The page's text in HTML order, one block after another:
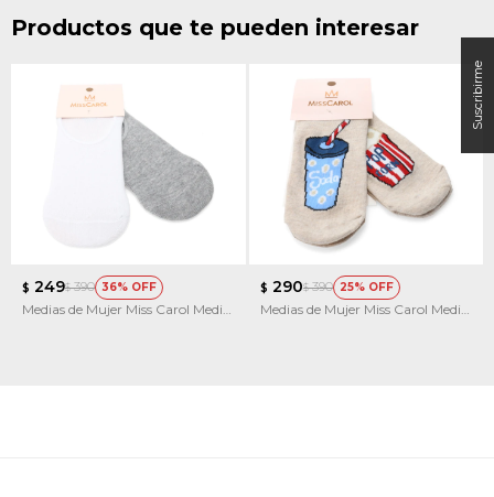
Productos que te pueden interesar
$ 249$ 390 36
Medias de Mujer Miss Carol Media
$ 290$ 390 25
Medias de Mujer Miss Carol Media